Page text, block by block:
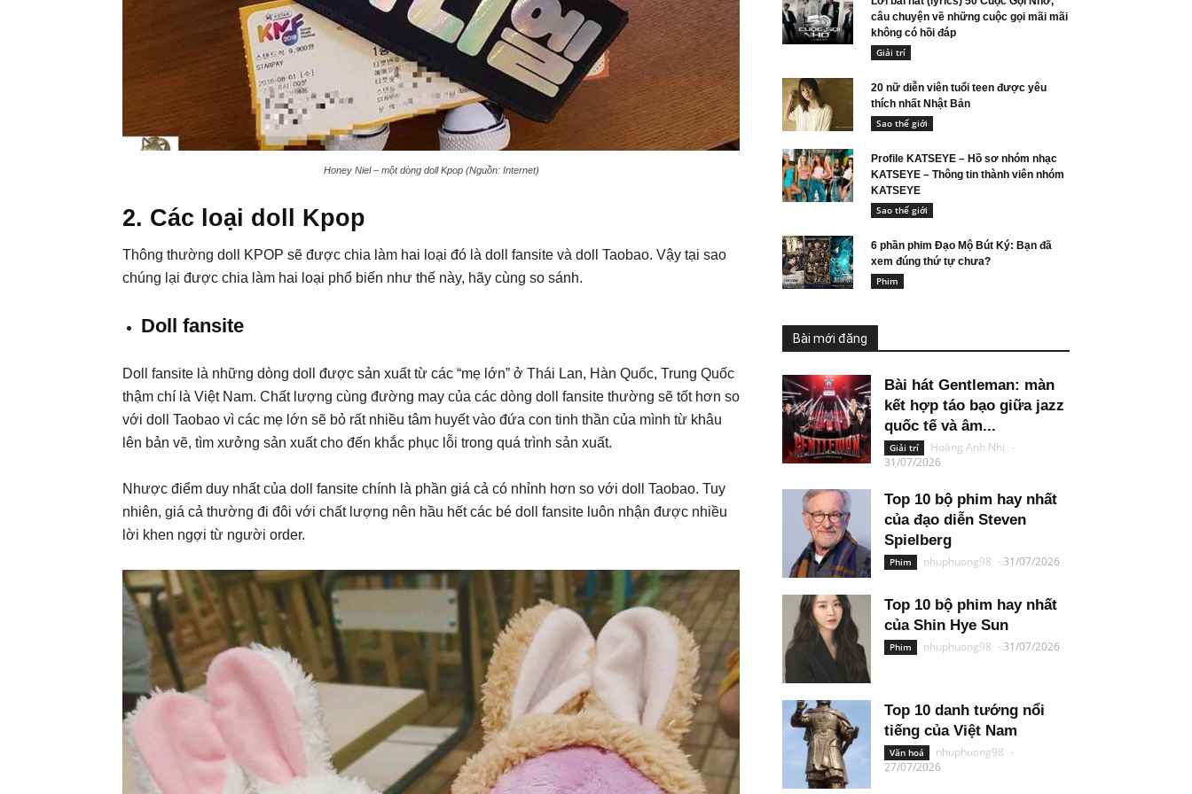
Honey Niel – một dòng doll Kpop (Nguồn: Internet)
2. Các loại doll Kpop
Thông thường doll KPOP sẽ được chia làm hai loại đó là doll fansite và doll Taobao. Vậy tại sao
chúng lại được chia làm hai loại phổ biến như thế này, hãy cùng so sánh.
Doll fansite
Doll fansite là những dòng doll được sản xuất từ các “mẹ lớn” ở Thái Lan, Hàn Quốc, Trung Quốc
thậm chí là Việt Nam. Chất lượng cùng đường may của các dòng doll fansite thường sẽ tốt hơn so
với doll Taobao vì các mẹ lớn sẽ bỏ rất nhiều tâm huyết vào đứa con tinh thần của mình từ khâu
lên bản vẽ, tìm xưởng sản xuất cho đến khắc phục lỗi trong quá trình sản xuất.
Nhược điểm duy nhất của doll fansite chính là phần giá cả có nhỉnh hơn so với doll Taobao. Tuy
nhiên, giá cả thường đi đôi với chất lượng nên hầu hết các bé doll fansite luôn nhận được nhiều
lời khen ngợi từ người order.
câu chuyện về những cuộc gọi mãi mãi
không có hồi đáp
Giải trí
20 nữ diễn viên tuổi teen được yêu
thích nhất Nhật Bản
Sao thế giới
Profile KATSEYE – Hồ sơ nhóm nhạc
KATSEYE – Thông tin thành viên nhóm
KATSEYE
Sao thế giới
6 phần phim Đạo Mộ Bút Ký: Bạn đã
xem đúng thứ tự chưa?
Phim
Bài mới đăng
Bài hát Gentleman: màn
kết hợp táo bạo giữa jazz
quốc tế và âm...
Giải trí Hoàng Anh Nhi -
31/07/2026
Top 10 bộ phim hay nhất
của đạo diễn Steven
Spielberg
Phim nhuphuong98 - 31/07/2026
Top 10 bộ phim hay nhất
của Shin Hye Sun
Phim nhuphuong98 - 31/07/2026
Top 10 danh tướng nổi
tiếng của Việt Nam
Văn hoá nhuphuong98 -
27/07/2026